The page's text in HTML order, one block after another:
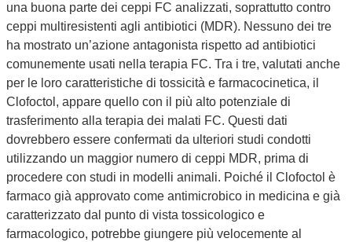
una buona parte dei ceppi FC analizzati, soprattutto contro
ceppi multiresistenti agli antibiotici (MDR). Nessuno dei tre
ha mostrato un’azione antagonista rispetto ad antibiotici
comunemente usati nella terapia FC. Tra i tre, valutati anche
per le loro caratteristiche di tossicità e farmacocinetica, il
Clofoctol, appare quello con il più alto potenziale di
trasferimento alla terapia dei malati FC. Questi dati
dovrebbero essere confermati da ulteriori studi condotti
utilizzando un maggior numero di ceppi MDR, prima di
procedere con studi in modelli animali. Poiché il Clofoctol è
farmaco già approvato come antimicrobico in medicina e già
caratterizzato dal punto di vista tossicologico e
farmacologico, potrebbe giungere più velocemente al